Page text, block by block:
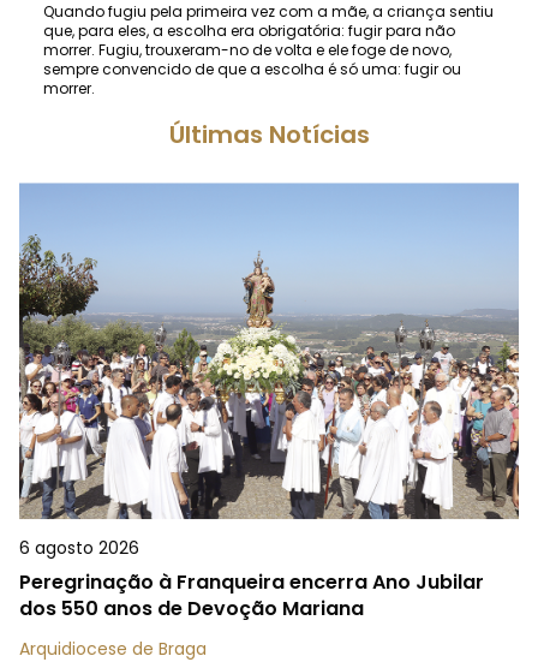
Quando fugiu pela primeira vez com a mãe, a criança sentiu
que, para eles, a escolha era obrigatória: fugir para não
morrer. Fugiu, trouxeram-no de volta e ele foge de novo,
sempre convencido de que a escolha é só uma: fugir ou
morrer.
Últimas Notícias
6 agosto 2026
Peregrinação à Franqueira encerra Ano Jubilar
dos 550 anos de Devoção Mariana
Arquidiocese de Braga